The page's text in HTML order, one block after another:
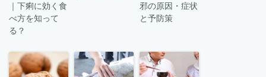
｜下痢に効く食
べ方を知って
る？
邪の原因・症状
と予防策